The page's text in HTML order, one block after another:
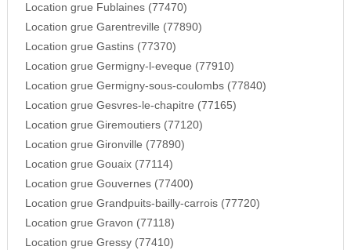
Location grue Fublaines (77470)
Location grue Garentreville (77890)
Location grue Gastins (77370)
Location grue Germigny-l-eveque (77910)
Location grue Germigny-sous-coulombs (77840)
Location grue Gesvres-le-chapitre (77165)
Location grue Giremoutiers (77120)
Location grue Gironville (77890)
Location grue Gouaix (77114)
Location grue Gouvernes (77400)
Location grue Grandpuits-bailly-carrois (77720)
Location grue Gravon (77118)
Location grue Gressy (77410)